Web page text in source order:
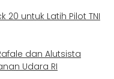
20 untuk Latih Pilot TNI
dan Alutsista
Udara RI